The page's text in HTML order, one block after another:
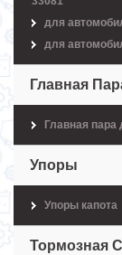
для
для
Главная
Главная
Упоры
Упоры капота
Тормозная